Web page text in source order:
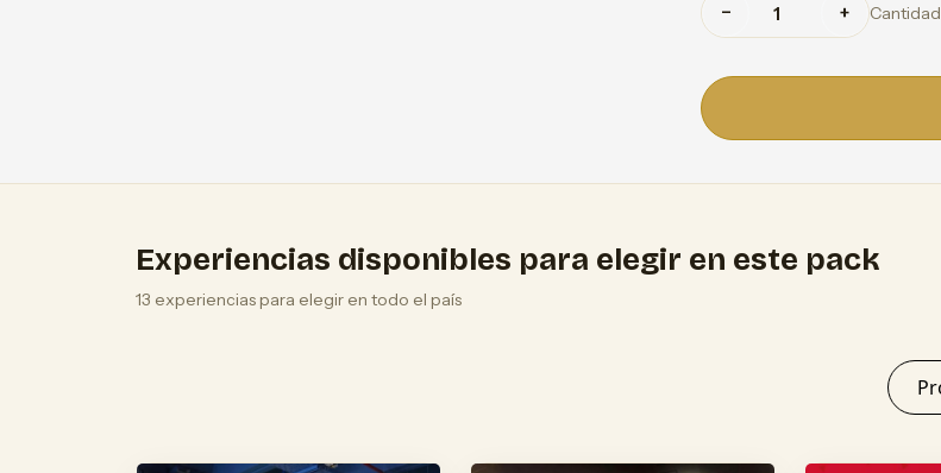
− + Cantidad
Experiencias disponibles para elegir en este pack
13 experiencias para elegir en todo el país